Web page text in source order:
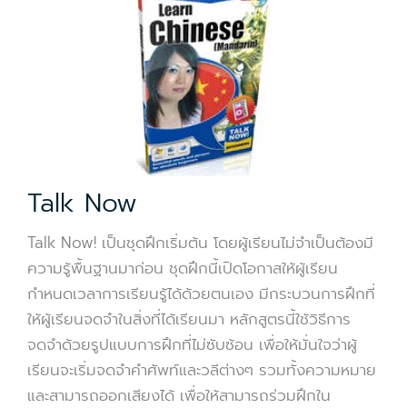
Talk Now
Talk Now! เป็นชุดฝึกเริ่มต้น โดยผู้เรียนไม่จำเป็นต้องมี
ความรู้พื้นฐานมาก่อน ชุดฝึกนี้เปิดโอกาสให้ผู้เรียน
กำหนดเวลาการเรียนรู้ได้ด้วยตนเอง มีกระบวนการฝึกที่
ให้ผู้เรียนจดจำในสิ่งที่ได้เรียนมา หลักสูตรนี้ใช้วิธีการ
จดจำด้วยรูปแบบการฝึกที่ไม่ซับซ้อน เพื่อให้มั่นใจว่าผู้
เรียนจะเริ่มจดจำคำศัพท์และวลีต่างๆ รวมทั้งความหมาย
และสามารถออกเสียงได้ เพื่อให้สามารถร่วมฝึกใน